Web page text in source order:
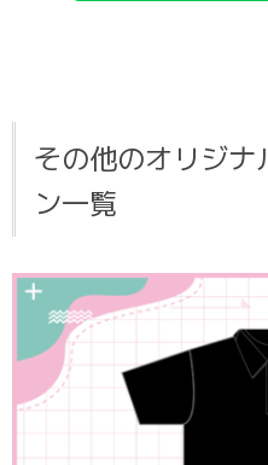
その他のオリジナ
ン一覧